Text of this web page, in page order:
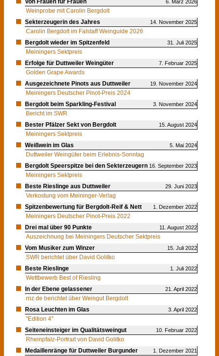
Von Frauen für Frauen 6. März 2026
Weinprobe mit Carolin Bergdolt
Sekterzeugerin des Jahres
14. November 2025
Carolin Bergdolt im Falstaff Weinguide 2026
Bergdolt wieder im Spitzenfeld
31. Juli 2025
Meiningers Sektpreis
Erfolge für Duttweiler Weingüter
7. Februar 2025
Golden Grape Awards
Ausgezeichnete Pinots aus Duttweiler
19. November 2024
Meiningers Deutscher Pinot-Preis 2024
Bergdolt beim Sparkling-Festival
3. November 2024
Bericht im SWR
Bester Pfälzer Sekt von Bergdolt
15. August 2024
Meiningers Sektpreis
Weißwein im Glas
5. Mai 2024
Duttweiler Weingüter beim Erlebnis-Sonntag
Bergdolt Speerspitze bei den Sekterzeugern 16. September 2023
Meiningers Sektpreis
Beste Rieslinge aus Duttweiler
29. Juni 2023
Verkostung vom Meininger-Verlag
Spitzenbewertung für Bergdolt-Reif & Nett
1. Dezember 2022
Meiningers Deutscher Pinot-Preis 2022
Drei mal über 90 Punkte
11. August 2022
Auszeichnung bei Meiningers Deutscher Sektpreis
Vom Musiker zum Winzer
15. Juli 2022
SWR berichtet über David Golitko
Beste Rieslinge
1. Juli 2022
Wettbewerb Best of Riesling
In der Ebene gelassener
21. April 2022
rnz.de berichtet über Weingut Bergdolt
Rosa Leuchten im Glas
3. April 2022
"Edition 4"
Seiteneinsteiger im Qualitätsweingut
10. Februar 2022
Rheinpfalz-Portrait von David Golitko
Medaillenränge für Duttweiler Burgunder
1. Dezember 2021